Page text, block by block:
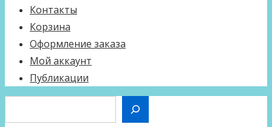
Контакты
Корзина
Оформление заказа
Мой аккаунт
Публикации